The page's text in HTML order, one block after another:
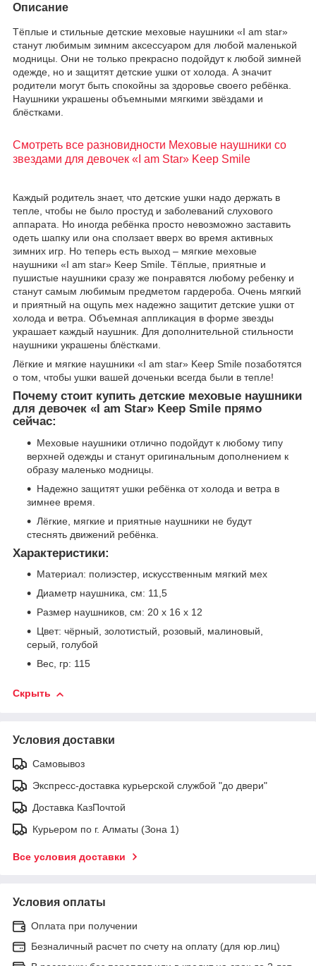
Описание
Тёплые и стильные детские меховые наушники «I am star»
станут любимым зимним аксессуаром для любой маленькой
модницы. Они не только прекрасно подойдут к любой зимней
одежде, но и защитят детские ушки от холода. А значит
родители могут быть спокойны за здоровье своего ребёнка.
Наушники украшены объемными мягкими звёздами и
блёстками.
Смотреть все разновидности Меховые наушники со
звездами для девочек «I am Star» Keep Smile
Каждый родитель знает, что детские ушки надо держать в
тепле, чтобы не было простуд и заболеваний слухового
аппарата. Но иногда ребёнка просто невозможно заставить
одеть шапку или она сползает вверх во время активных
зимних игр. Но теперь есть выход – мягкие меховые
наушники «I am star» Keep Smile. Тёплые, приятные и
пушистые наушники сразу же понравятся любому ребенку и
станут самым любимым предметом гардероба. Очень мягкий
и приятный на ощупь мех надежно защитит детские ушки от
холода и ветра. Объемная аппликация в форме звезды
украшает каждый наушник. Для дополнительной стильности
наушники украшены блёстками.
Лёгкие и мягкие наушники «I am star» Keep Smile позаботятся
о том, чтобы ушки вашей доченьки всегда были в тепле!
Почему стоит купить детские меховые наушники
для девочек «I am Star» Keep Smile прямо
сейчас:
Меховые наушники отлично подойдут к любому типу
верхней одежды и станут оригинальным дополнением к
образу маленько модницы.
Надежно защитят ушки ребёнка от холода и ветра в
зимнее время.
Лёгкие, мягкие и приятные наушники не будут
стеснять движений ребёнка.
Характеристики:
Материал: полиэстер, искусственным мягкий мех
Диаметр наушника, см: 11,5
Размер наушников, см: 20 х 16 х 12
Цвет: чёрный, золотистый, розовый, малиновый,
серый, голубой
Вес, гр: 115
Скрыть
Условия доставки
Самовывоз
Экспресс-доставка курьерской службой "до двери"
Доставка КазПочтой
Курьером по г. Алматы (Зона 1)
Все условия доставки
Условия оплаты
Оплата при получении
Безналичный расчет по счету на оплату (для юр.лиц)